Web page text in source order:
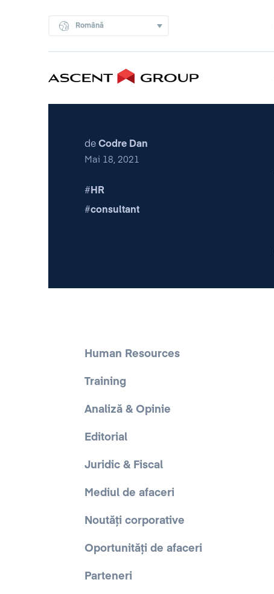
Română
de Codre Dan
Mai 18, 2021
HR
consultant
Human Resources
Training
Analiză & Opinie
Editorial
Juridic & Fiscal
Mediul de afaceri
Noutăți corporative
Oportunități de afaceri
Parteneri